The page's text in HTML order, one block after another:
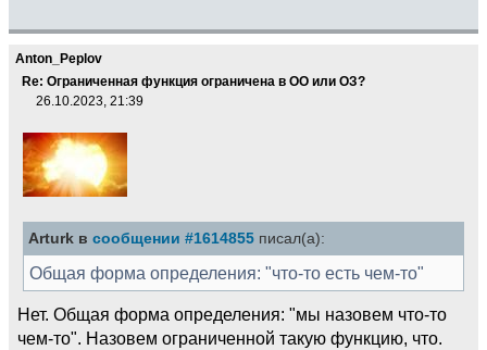
Anton_Peplov
Re: Ограниченная функция ограничена в ОО или ОЗ?
26.10.2023, 21:39
Arturk в сообщении #1614855 писал(а):
Общая форма определения: "что-то есть чем-то"
Нет. Общая форма определения: "мы назовем что-то
чем-то". Назовем ограниченной такую функцию, что.